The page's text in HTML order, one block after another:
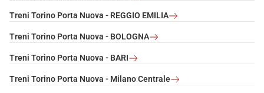
Treni Torino Porta Nuova - REGGIO EMILIA
Treni Torino Porta Nuova - BOLOGNA
Treni Torino Porta Nuova - BARI
Treni Torino Porta Nuova - Milano Centrale